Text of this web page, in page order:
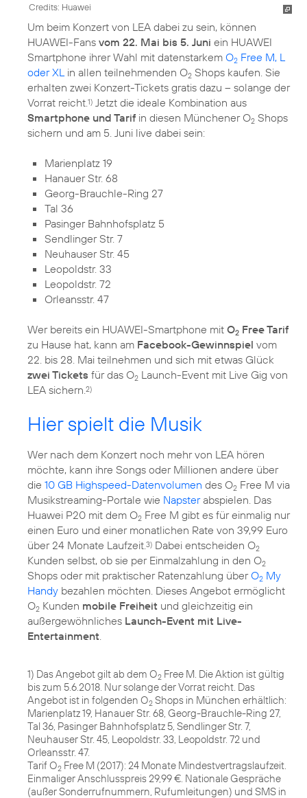
Credits: Huawei
Um beim Konzert von LEA dabei zu sein, können
HUAWEI-Fans vom 22. Mai bis 5. Juni ein HUAWEI
Smartphone ihrer Wahl mit datenstarkem O2 Free M, L
oder XLin allen teilnehmenden O2 Shops kaufen. Sie
erhalten zwei Konzert-Tickets gratis dazu – solange der
Vorrat reicht.1) Jetzt die ideale Kombination aus
Smartphone und Tarif in diesen Münchener O2 Shops
sichern und am 5. Juni live dabei sein:
Marienplatz 19
Hanauer Str. 68
Georg-Brauchle-Ring 27
Tal 36
Pasinger Bahnhofsplatz 5
Sendlinger Str. 7
Neuhauser Str. 45
Leopoldstr. 33
Leopoldstr. 72
Orleansstr. 47
Wer bereits ein HUAWEI-Smartphone mit O2 Free Tarif
zu Hause hat, kann am Facebook-Gewinnspiel vom
22. bis 28. Mai teilnehmen und sich mit etwas Glück
zwei Tickets für das O2 Launch-Event mit Live Gig von
LEA sichern.2)
Hier spielt die Musik
Wer nach dem Konzert noch mehr von LEA hören
möchte, kann ihre Songs oder Millionen andere über
die 10 GB Highspeed-Datenvolumen des O2 Free M via
Musikstreaming-Portale wie Napsterabspielen. Das
Huawei P20 mit dem O2 Free M gibt es für einmalig nur
einen Euro und einer monatlichen Rate von 39,99 Euro
über 24 Monate Laufzeit.3) Dabei entscheiden O2
Kunden selbst, ob sie per Einmalzahlung in den O2
Shops oder mit praktischer Ratenzahlung überO2 My
Handy bezahlen möchten. Dieses Angebot ermöglicht
O2 Kunden mobile Freiheit und gleichzeitig ein
außergewöhnliches Launch-Event mit Live-
Entertainment.
1) Das Angebot gilt ab dem O2 Free M. Die Aktion ist gültig
bis zum 5.6.2018. Nur solange der Vorrat reicht. Das
Angebot ist in folgenden O2 Shops in München erhältlich:
Marienplatz 19, Hanauer Str. 68, Georg-Brauchle-Ring 27,
Tal 36, Pasinger Bahnhofsplatz 5, Sendlinger Str. 7,
Neuhauser Str. 45, Leopoldstr. 33, Leopoldstr. 72 und
Orleansstr. 47.
Tarif O2 Free M (2017): 24 Monate Mindestvertragslaufzeit.
Einmaliger Anschlusspreis 29,99 €. Nationale Gespräche
(außer Sonderrufnummern, Rufumleitungen) und SMS in